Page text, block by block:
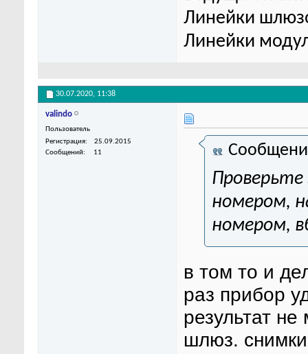
Линейки
Линейки
30.07.2020, 11:38
valindo
Пользователь
Регистрация
25.09.2015
Сообщений
11
Проверьте
номером,
номером,
в том то и
раз прибор
результат
шлюз.